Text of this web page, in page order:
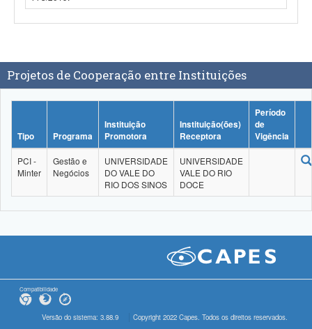
Projetos de Cooperação entre Instituições
Tipo Programa
Instituição
Promotora
Instituição(ões)
Receptora
Período
de
Vigência
PCI -
Minter
Gestão e
Negócios
UNIVERSIDADE
DO VALE DO
RIO DOS SINOS
UNIVERSIDADE
VALE DO RIO
DOCE
Compatibilidade
Versão do sistema: 3.88.9 Copyright 2022 Capes. Todos os direitos reservados.